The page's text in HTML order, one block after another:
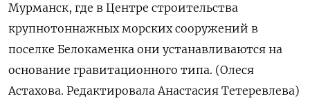
Мурманск, где в Центре строительства
крупнотоннажных морских сооружений в
поселке Белокаменка они устанавливаются на
основание гравитационного типа. (Олеся
Астахова. Редактировала Анастасия Тетеревлева)